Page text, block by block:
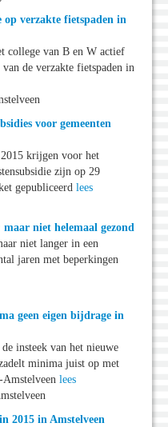
verzakte fietspaden in
college van B en W actief
van de verzakte fietspaden in
voor gemeenten
krijgen voor het
zijn op 29
gepubliceerd lees
maar niet helemaal gezond
niet langer in een
jaren met beperkingen
geen eigen bijdrage in
insteek van het nieuwe
minima juist op met
Amstelveen lees
2015 in Amstelveen